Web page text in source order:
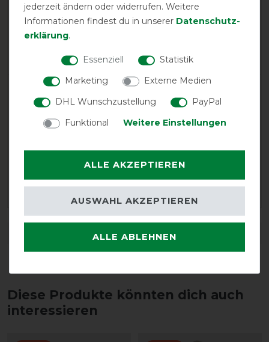
Positive
100%
Neutral
LATEST REVIEWS
Top Qualität
Rücken
DETAILS ZUR PRODUKTSICHERHEIT
Diese Produkte könnten dich auch
interessieren
jederzeit ändern oder widerrufen. Weitere
Informationen findest du in unserer Daten­schutz­
erklärung.
Essenziell
Statistik
Marketing
Externe Medien
DHL Wunschzustellung
PayPal
Funktional
Weitere Einstellungen
ALLE AKZEPTIEREN
ALLE ABLEHNEN
AUSWAHL AKZEPTIEREN